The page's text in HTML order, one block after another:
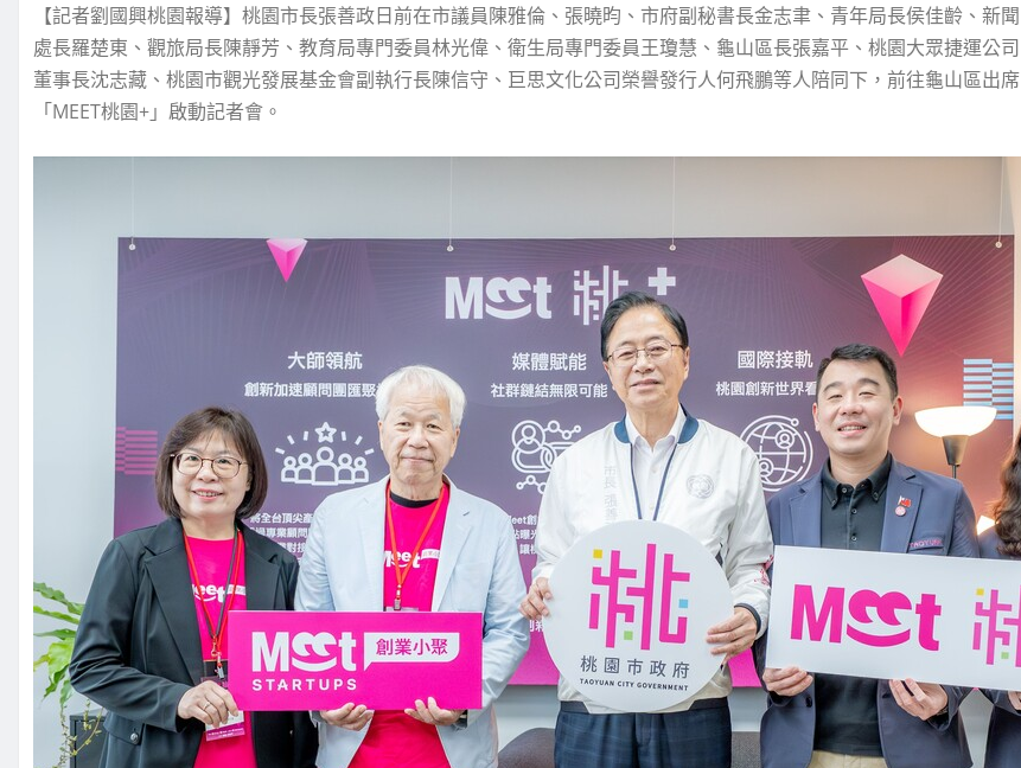
【記者劉國興桃園報導】桃園市長張善政日前在市議員陳雅倫、張曉昀、市府副秘書長金志聿、青年局長侯佳齡、新聞
處長羅楚東、觀旅局長陳靜芳、教育局專門委員林光偉、衛生局專門委員王瓊慧、龜山區長張嘉平、桃園大眾捷運公司
董事長沈志藏、桃園市觀光發展基金會副執行長陳信守、巨思文化公司榮譽發行人何飛鵬等人陪同下，前往龜山區出席
「MEET桃園+」啟動記者會。